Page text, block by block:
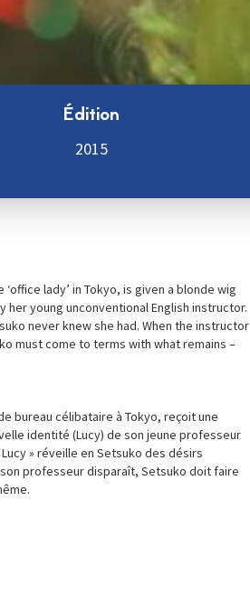
Édition
2015
lady’ in Tokyo, is given a blonde wig
her young unconventional English instructor.
never knew she had. When the instructor
must come to terms with what remains –
bureau célibataire à Tokyo, reçoit une
identité (Lucy) de son jeune professeur
» réveille en Setsuko des désirs
son professeur disparaît, Setsuko doit faire